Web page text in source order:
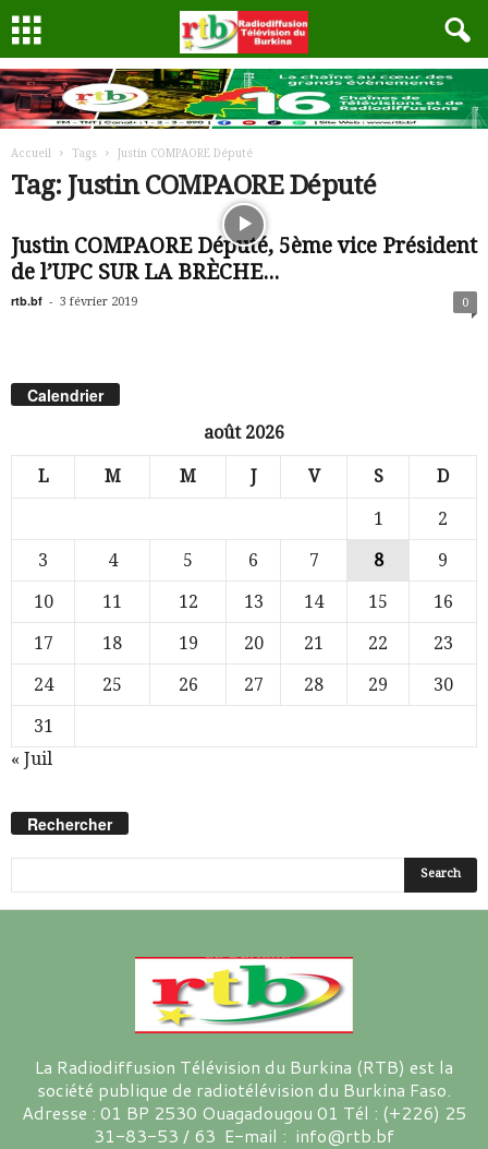
Accueil Tags Justin COMPAORE Député
Tag: Justin COMPAORE Député
Justin COMPAORE Député, 5ème vice Président
de l’UPC SUR LA BRÈCHE...
rtb.bf - 3 février 2019 0
Calendrier
août 2026
L M M J V S D
1
2
3
4 5 6 7 8
9
10
11 12 13 14 15
16
17
18 19 20 21 22
23
24
25 26 27 28 29
30
31
« Juil
Rechercher
La Radiodiffusion Télévision du Burkina (RTB) est la
société publique de radiotélévision du Burkina Faso.
Adresse : 01 BP 2530 Ouagadougou 01 Tél : (+226) 25
31-83-53 / 63 E-mail : info@rtb.bf